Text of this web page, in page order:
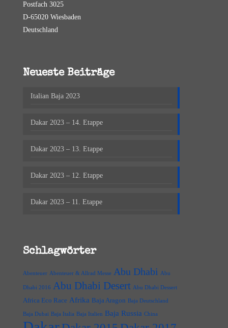
Postfach 3025
D-65020 Wiesbaden
Deutschland
Neueste Beiträge
Italian Baja 2023
Dakar 2023 – 14. Etappe
Dakar 2023 – 13. Etappe
Dakar 2023 – 12. Etappe
Dakar 2023 – 11. Etappe
Schlagwörter
Abenteuer Abenteuer & Allrad Messe Abu Dhabi Abu
Dhabi 2016 Abu Dhabi Desert Abu Dhabi Dessert
Africa Eco Race Afrika Baja Aragon Baja Deutschland
Baja Dubai Baja Italia Baja Italien Baja Russia China